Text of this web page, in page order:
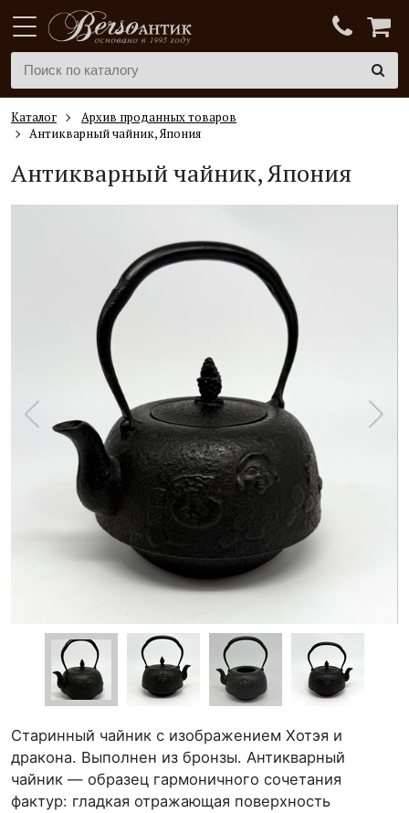
Каталог
Архив проданных товаров
Антикварный чайник, Япония
Антикварный чайник, Япония
Старинный чайник с изображением Хотэя и
дракона. Выполнен из бронзы. Антикварный
чайник — образец гармоничного сочетания
фактур: гладкая отражающая поверхность